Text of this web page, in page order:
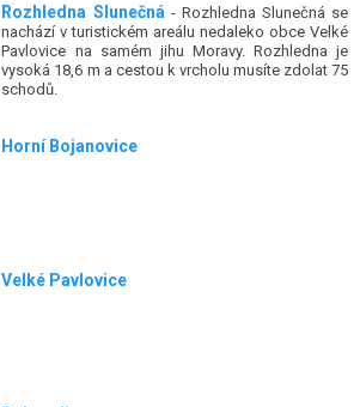
Rozhledna Slunečná - Rozhledna Slunečná se
nachází v turistickém areálu nedaleko obce Velké
Pavlovice na samém jihu Moravy. Rozhledna je
vysoká 18,6 m a cestou k vrcholu musíte zdolat 75
schodů.
Horní Bojanovice
Velké Pavlovice